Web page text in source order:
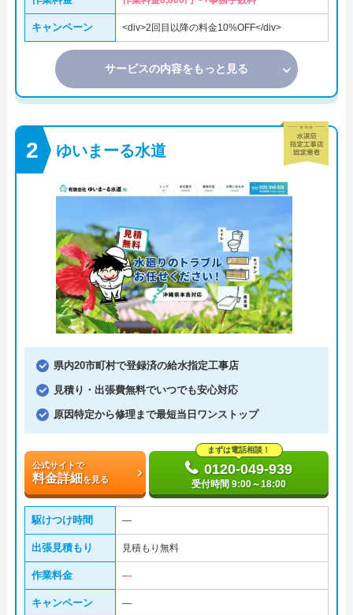
キャンペーン <div>2回目以降の料金10%OFF</div>
サービスの内容をもっと見る
ゆいまーる水道
県内20市町村で登録済の給水指定工事店
見積り・出張費無料でいつでも安心対応
原因特定から修理まで最短当日ワンストップ
公式サイトで
料金詳細を見る
まずは電話相談！
0120-049-939
受付時間 9:00～18:00
駆けつけ時間 ―
出張見積もり 見積もり無料
作業料金 ―
キャンペーン ―